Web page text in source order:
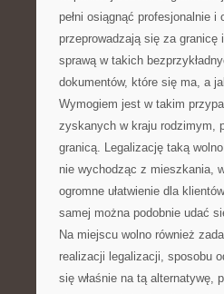
pełni osiągnąć profesjonalnie
przeprowadzają się za granicę
sprawą w takich
dokumentów, które się ma, a
Wymogiem jest w takim
zyskanych w kraju rodzimym,
granicą. Legalizację taką
nie wychodząc z mieszkania,
ogromne ułatwienie dla
samej można podobnie udać
Na miejscu wolno również
realizacji legalizacji, sposobu
się właśnie na tą alternatywę,